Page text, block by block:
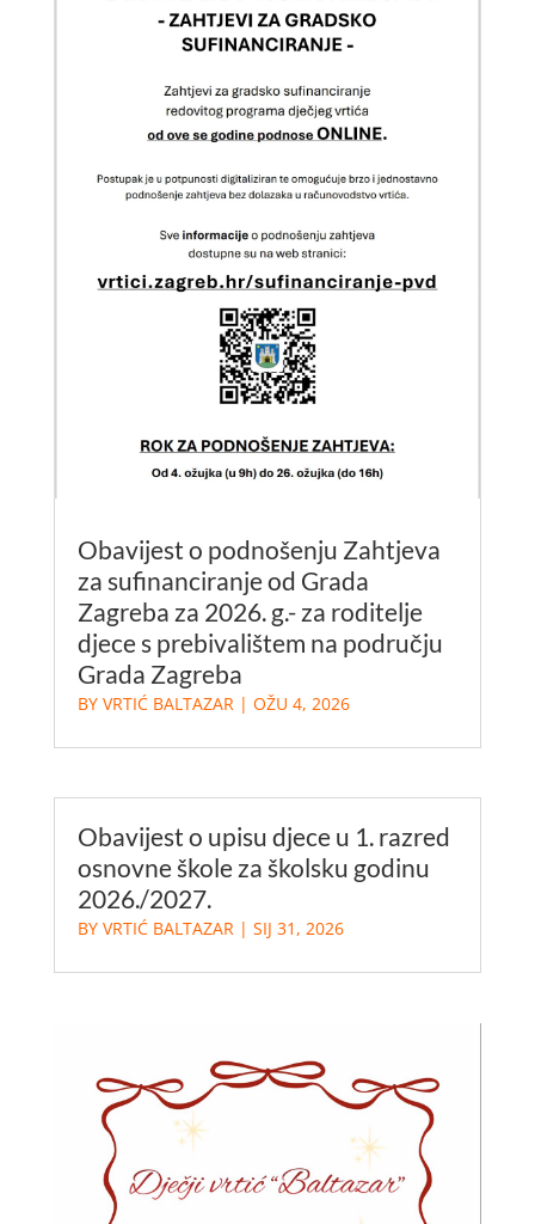
Obavijest o podnošenju Zahtjeva
za sufinanciranje od Grada
Zagreba za 2026. g.- za roditelje
djece s prebivalištem na području
Grada Zagreba
BY VRTIĆ BALTAZAR| OŽU 4, 2026
Obavijest o upisu djece u 1. razred
osnovne škole za školsku godinu
2026./2027.
BY VRTIĆ BALTAZAR| SIJ 31, 2026